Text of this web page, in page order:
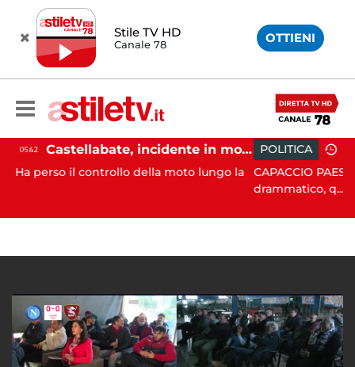
Stile TV HD
Canale 78 OTTIENI
Castellabate, incidente in moto: 27enne in ospedale
il controllo della moto lungo la
POLITICA 19:43
CAPACCIO PAESTUM. È
drammatico, q...